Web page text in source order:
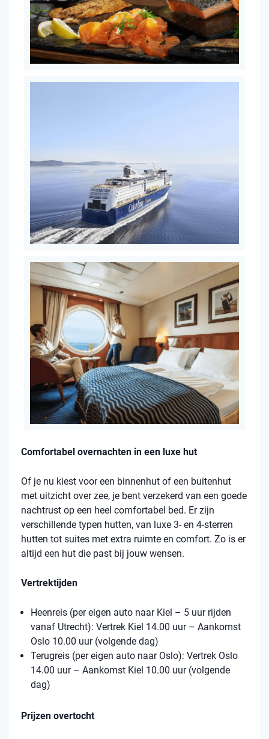
Comfortabel overnachten in een luxe hut
Of je nu kiest voor een binnenhut of een buitenhut
met uitzicht over zee, je bent verzekerd van een goede
nachtrust op een heel comfortabel bed. Er zijn
verschillende typen hutten, van luxe 3- en 4-sterren
hutten tot suites met extra ruimte en comfort. Zo is er
altijd een hut die past bij jouw wensen.
Vertrektijden
Heenreis (per eigen auto naar Kiel – 5 uur rijden
vanaf Utrecht): Vertrek Kiel 14.00 uur – Aankomst
Oslo 10.00 uur (volgende dag)
Terugreis (per eigen auto naar Oslo): Vertrek Oslo
14.00 uur – Aankomst Kiel 10.00 uur (volgende
dag)
Prijzen overtocht